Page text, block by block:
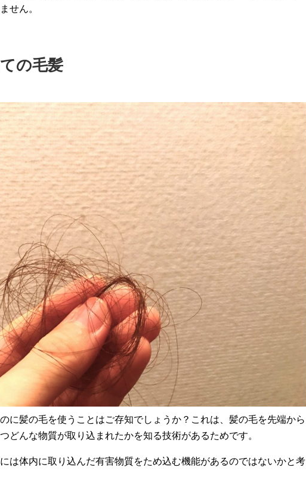
せん。
の毛髪
に髪の毛を使うことはご存知でしょうか？これは、髪の毛を先端から
どんな物質が取り込まれたかを知る技術があるためです。
は体内に取り込んだ有害物質をため込む機能があるのではないかと考